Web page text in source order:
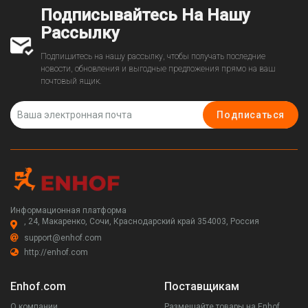
Подписывайтесь На Нашу
Рассылку
Подпишитесь на нашу рассылку, чтобы получать последние
новости, обновления и выгодные предложения прямо на ваш
почтовый ящик.
Подписаться
Информационная платформа
, 24, Макаренко, Сочи, Краснодарский край 354003, Россия
support@enhof.com
http://enhof.com
Enhof.com Поставщикам